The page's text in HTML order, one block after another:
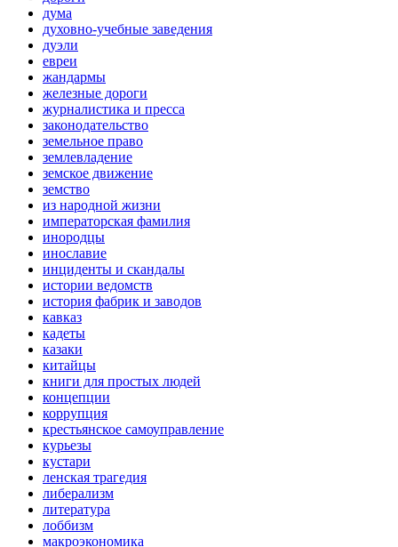
дума
духовно-учебные заведения
дуэли
евреи
жандармы
железные дороги
журналистика и пресса
законодательство
земельное право
землевладение
земское движение
земство
из народной жизни
императорская фамилия
инородцы
инославие
инциденты и скандалы
истории ведомств
история фабрик и заводов
кавказ
кадеты
казаки
китайцы
книги для простых людей
концепции
коррупция
крестьянское самоуправление
курьезы
кустари
ленская трагедия
либерализм
литература
лоббизм
макроэкономика